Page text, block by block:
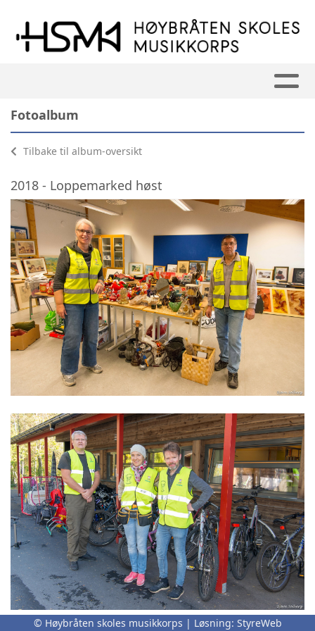
Fotoalbum
Tilbake til album-oversikt
2018 - Loppemarked høst
© Høybråten skoles musikkorps | Løsning: StyreWeb